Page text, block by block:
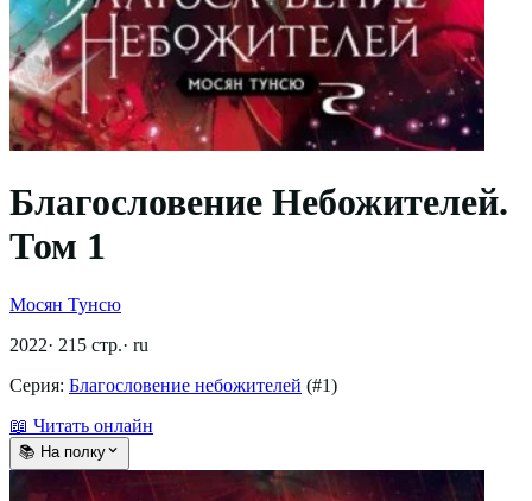
Благословение Небожителей.
Том 1
Мосян Тунсю
2022· 215 стр.· ru
Серия: Благословение небожителей (#1)
📖 Читать онлайн
📚 На полку